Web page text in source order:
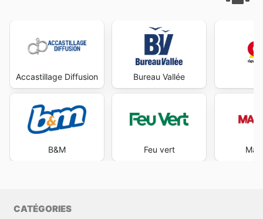
Accastillage Diffusion
B&M
Bureau Vallée
Feu vert
CATÉGORIES